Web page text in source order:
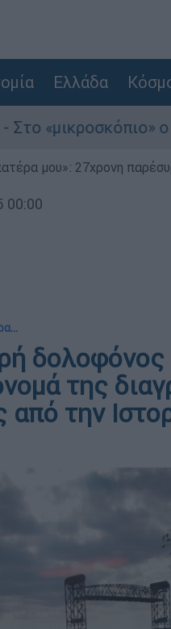
Ελλάδα
ο ρόλος του
μου»: 27χρονη
00:00
της
από την